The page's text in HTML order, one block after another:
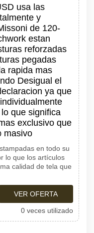
usa las
y
de 120-
estan
reforzadas
pegadas
rapida mas
Desigual el
ya que
que significa
exclusivo que
masivo
en todo su
lo que los artículos
calidad de tela que
VER OFERTA
0 veces utilizado